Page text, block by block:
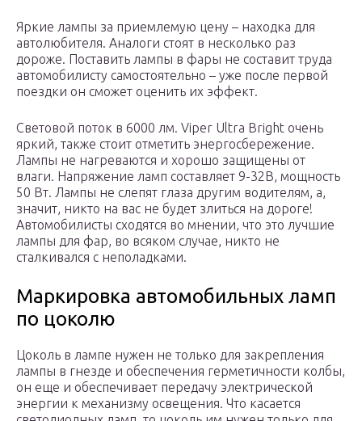
Яркие лампы за приемлемую цену – находка для
автолюбителя. Аналоги стоят в несколько раз
дороже. Поставить лампы в фары не составит труда
автомобилисту самостоятельно – уже после первой
поездки он сможет оценить их эффект.
Световой поток в 6000 лм. Viper Ultra Bright очень
яркий, также стоит отметить энергосбережение.
Лампы не нагреваются и хорошо защищены от
влаги. Напряжение ламп составляет 9-32В, мощность
50 Вт. Лампы не слепят глаза другим водителям, а,
значит, никто на вас не будет злиться на дороге!
Автомобилисты сходятся во мнении, что это лучшие
лампы для фар, во всяком случае, никто не
сталкивался с неполадками.
Маркировка автомобильных ламп
по цоколю
Цоколь в лампе нужен не только для закрепления
лампы в гнезде и обеспечения герметичности колбы,
он еще и обеспечивает передачу электрической
энергии к механизму освещения. Что касается